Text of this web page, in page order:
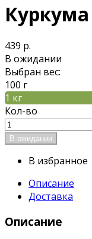
439 р.
В ожидании
Выбран вес:
100 г
1 кг
Кол-во
В избранное
Описание
Доставка
Описание